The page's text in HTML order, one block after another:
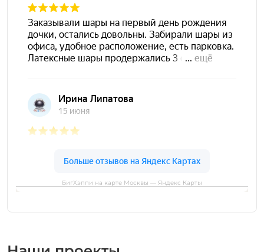
БигХэппи на карте Москвы — Яндекс Карты